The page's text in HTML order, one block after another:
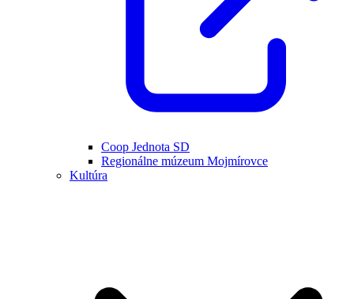
Coop Jednota SD
Regionálne múzeum Mojmírovce
Kultúra